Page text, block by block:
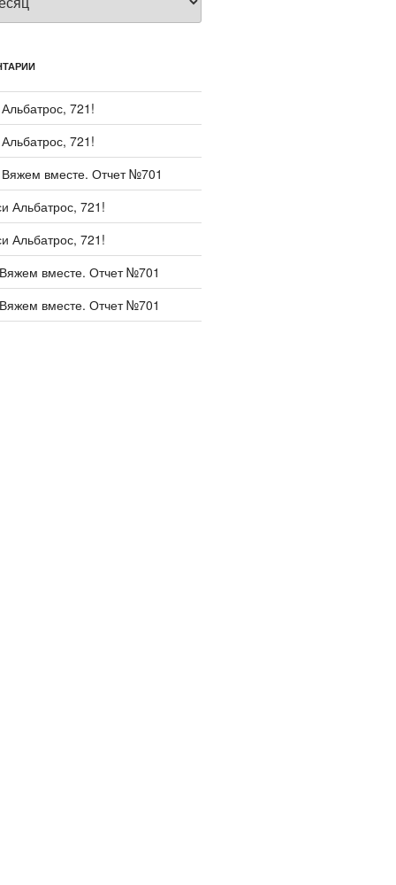
Альбатрос, 721!
Альбатрос, 721!
Вяжем вместе. Отчет №701
Альбатрос, 721!
Альбатрос, 721!
вместе. Отчет №701
вместе. Отчет №701